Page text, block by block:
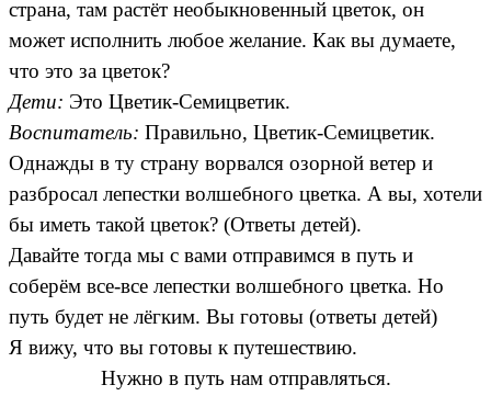
страна, там растёт необыкновенный цветок, он
может исполнить любое желание. Как вы думаете,
что это за цветок?
Дети: Это Цветик-Семицветик.
Воспитатель: Правильно, Цветик-Семицветик.
Однажды в ту страну ворвался озорной ветер и
разбросал лепестки волшебного цветка. А вы, хотели
бы иметь такой цветок? (Ответы детей).
Давайте тогда мы с вами отправимся в путь и
соберём все-все лепестки волшебного цветка. Но
путь будет не лёгким. Вы готовы (ответы детей)
Я вижу, что вы готовы к путешествию.
Нужно в путь нам отправляться.